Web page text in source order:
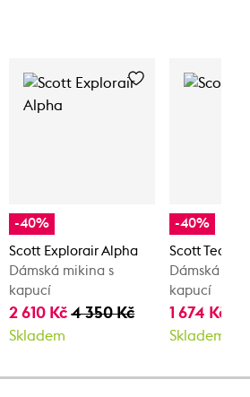
-40%
Scott Explorair Alpha
Dámská mikina s
kapucí
2 610 Kč4 350 Kč
Skladem
-40%
Scott Tech
Dámská
kapucí
1 674 Kč
Skladem